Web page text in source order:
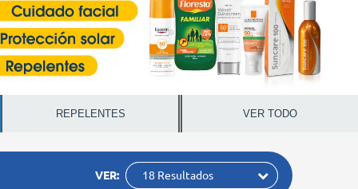
REPELENTES VER TODO
VER: 18 Resultados